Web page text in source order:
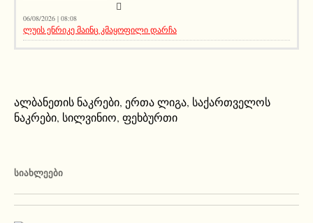
06/08/2026 | 08:08
ლუის ენრიკე მაინც კმაყოფილი დარჩა
ალბანეთის ნაკრები, ერთა ლიგა, საქართველოს
ნაკრები, სილვინიო, ფეხბურთი
ᲡᲘᲐᲮᲚᲔᲔᲑᲘ